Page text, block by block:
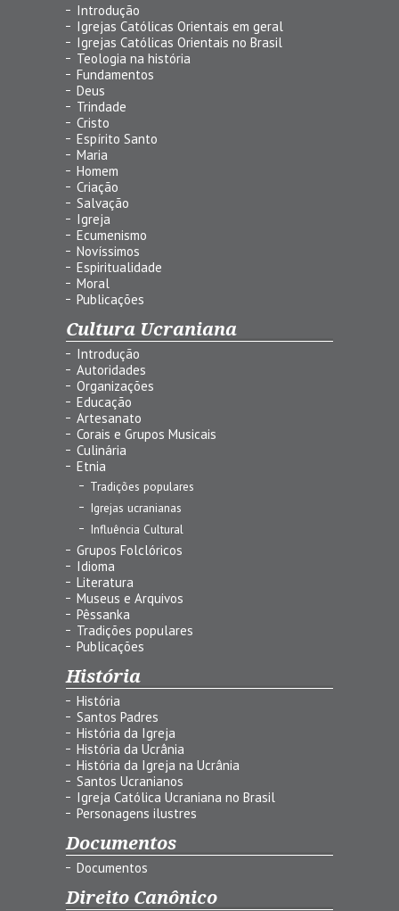
Introdução
Igrejas Católicas Orientais em geral
Igrejas Católicas Orientais no Brasil
Teologia na história
Fundamentos
Deus
Trindade
Cristo
Espírito Santo
Maria
Homem
Criação
Salvação
Igreja
Ecumenismo
Novíssimos
Espiritualidade
Moral
Publicações
Cultura Ucraniana
Introdução
Autoridades
Organizações
Educação
Artesanato
Corais e Grupos Musicais
Culinária
Etnia
Tradições populares
Igrejas ucranianas
Influência Cultural
Grupos Folclóricos
Idioma
Literatura
Museus e Arquivos
Pêssanka
Tradições populares
Publicações
História
História
Santos Padres
História da Igreja
História da Ucrânia
História da Igreja na Ucrânia
Santos Ucranianos
Igreja Católica Ucraniana no Brasil
Personagens ilustres
Documentos
Documentos
Direito Canônico